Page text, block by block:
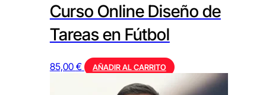
Curso Online Diseño de
Tareas en Fútbol
85,00 € AÑADIR AL CARRITO